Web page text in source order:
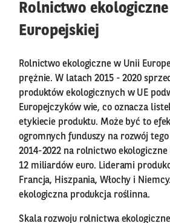
Rolnictwo
Europejskiej
Rolnictwo ekologiczne w Unii
prężnie. W latach 2015 - 2020
produktów ekologicznych w UE
Europejczyków wie, co oznacza
etykiecie produktu. Może być to
ogromnych funduszy na rozwój
2014-2022 na rolnictwo ekologiczne
12 miliardów euro. Liderami
Francja, Hiszpania, Włochy i
ekologiczna produkcja roślinna.
Skala rozwoju rolnictwa